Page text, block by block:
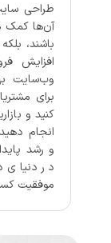
طراحی
آن‌ها کمک
باشند،
افزایش
وب‌سایت
برای
کنید و
انجام
و رشد
در دنیای
موفقیت